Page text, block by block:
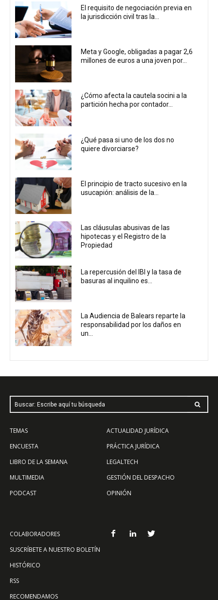
El requisito de negociación previa en
la jurisdicción civil tras la...
Meta y Google, obligadas a pagar 2,6
millones de euros a una joven por...
¿Cómo afecta la cautela socini a la
partición hecha por contador...
¿Qué pasa si uno de los dos no
quiere divorciarse?
El principio de tracto sucesivo en la
usucapión: análisis de la...
Las cláusulas abusivas de las
hipotecas y el Registro de la
Propiedad
La repercusión del IBI y la tasa de
basuras al inquilino es...
La Audiencia de Balears reparte la
responsabilidad por los daños en
un...
Buscar: Escribe aquí tu búsqueda
TEMAS
ENCUESTA
LIBRO DE LA SEMANA
MULTIMEDIA
PODCAST
ACTUALIDAD JURÍDICA
PRÁCTICA JURÍDICA
LEGALTECH
GESTIÓN DEL DESPACHO
OPINIÓN
COLABORADORES
SUSCRÍBETE A NUESTRO BOLETÍN
HISTÓRICO
RSS
RECOMENDAMOS